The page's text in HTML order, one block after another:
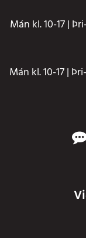
Mán kl. 10-17 |
Mán kl. 10-17 |